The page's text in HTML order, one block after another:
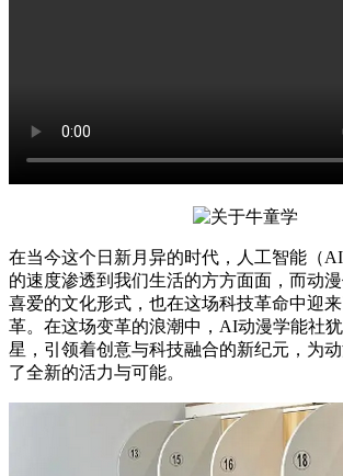
在当今这个日新月异的时代，人工智能（
的速度渗透到我们生活的方方面面，而动
喜爱的文化形式，也在这场科技革命中迎
革。在这场变革的浪潮中，AI动漫学能社
星，引领着创意与科技融合的新纪元，为
了全新的活力与可能。